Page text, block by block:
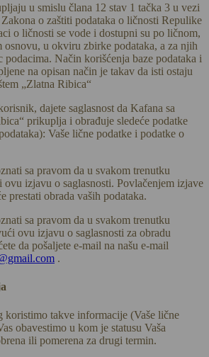
u smislu člana 12 stav 1 tačka 3 u vezi
o zaštiti podataka o ličnosti Repulike
o ličnosti se vode i dostupni su po ličnom,
u okviru zbirke podataka, a za njih
podacima. Način korišćenja baze podataka i
na opisan način je takav da isti ostaju
„Zlatna Ribica“
dajete saglasnost da Kafana sa
prikuplja i obrađuje sledeće podatke
Vaše lične podatke i podatke o
sa pravom da u svakom trenutku
ovu izjavu o saglasnosti. Povlačenjem izjave
prestati obrada vaših podataka.
sa pravom da u svakom trenutku
ovu izjavu o saglasnosti za obradu
da pošaljete e-mail na našu e-mail
.
koristimo takve informacije (Vaše lične
obavestimo u kom je statusu Vaša
ili pomerena za drugi termin.